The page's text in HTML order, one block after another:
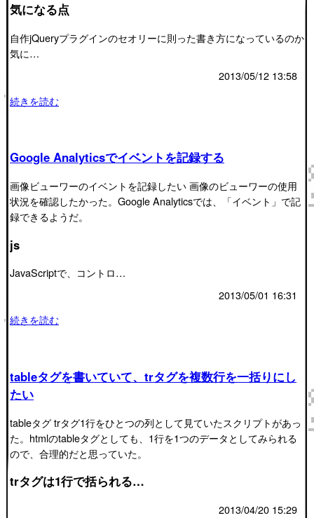
気になる点
自作jQueryプラグインのセオリーに則った書き方になっているのか
気に…
2013/05/12 13:58
続きを読む
Google Analyticsでイベントを記録する
画像ビューワーのイベントを記録したい 画像のビューワーの使用
状況を確認したかった。Google Analyticsでは、「イベント」で記
録できるようだ。
js
JavaScriptで、コントロ…
2013/05/01 16:31
続きを読む
tableタグを書いていて、trタグを複数行を一括りにし
たい
tableタグ trタグ1行をひとつの列として見ていたスクリプトがあっ
た。htmlのtableタグとしても、1行を1つのデータとしてみられる
ので、合理的だと思っていた。
trタグは1行で括られる…
2013/04/20 15:29